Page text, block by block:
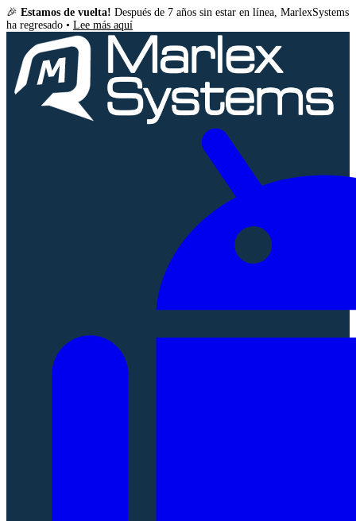
🎉 Estamos de vuelta! Después de 7 años sin estar en línea, MarlexSystems
ha regresado • Lee más aquí